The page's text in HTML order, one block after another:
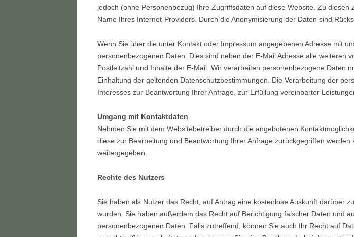
jedoch (ohne Personenbezug) Ihre Zugriffsdaten auf diese Website. Zu
Name Ihres Internet-Providers. Durch die Anonymisierung der Daten sind
Wenn Sie über die unter Kontakt oder Impressum angegebenen Adresse mit
personenbezogenen Daten. Dies sind neben der E-Mail Adresse alle weiteren
Postleitzahl und Inhalte der E-Mail. Wir verarbeiten personenbezogene Daten
Einhaltung der geltenden Datenschutzbestimmungen. Die Verarbeitung der
Interesses zur Beantwortung Ihrer Anfrage, zur Erfüllung vereinbarter
Umgang mit Kontaktdaten
Nehmen Sie mit dem Websitebetreiber durch die angebotenen
diese zur Bearbeitung und Beantwortung Ihrer Anfrage zurückgegriffen
weitergegeben.
Rechte des Nutzers
Sie haben als Nutzer das Recht, auf Antrag eine kostenlose Auskunft darüber
wurden. Sie haben außerdem das Recht auf Berichtigung falscher Daten und
personenbezogenen Daten. Falls zutreffend, können Sie auch Ihr Recht auf